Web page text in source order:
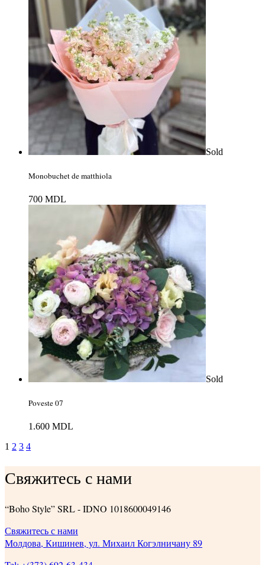
Sold
Monobuchet de matthiola
700 MDL
Sold
Poveste 07
1.600 MDL
1 2 3 4
Свяжитесь с нами
“Boho Style” SRL - IDNO 1018600049146
Свяжитесь с нами
Молдова, Кишинев, ул. Михаил Когэлничану 89